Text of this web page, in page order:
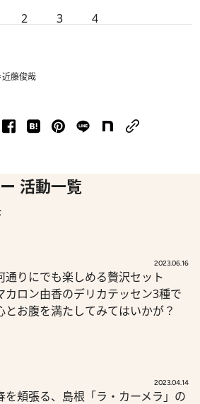
2 3 4
藤俊哉
活動一覧
2023.06.16
通りにでも楽しめる贅沢セット
カロン由香のデリカテッセン3種で
とお腹を満たしてみてはいかが？
2023.04.14
を頬張る、島根「ラ・カーメラ」の